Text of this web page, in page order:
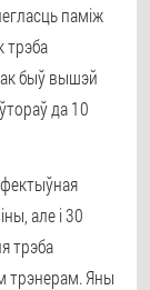
паміж
трэба
быў вышэй
да 10
але і 30
трэба
трэнерам. Яны